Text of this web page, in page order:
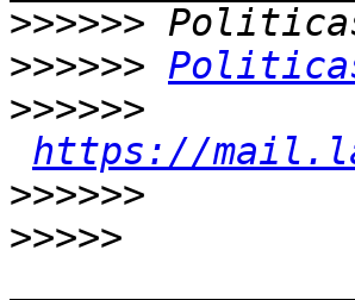
>>>>>>
>>>>>>
>>>>>>
https://
>>>>>>
>>>>>